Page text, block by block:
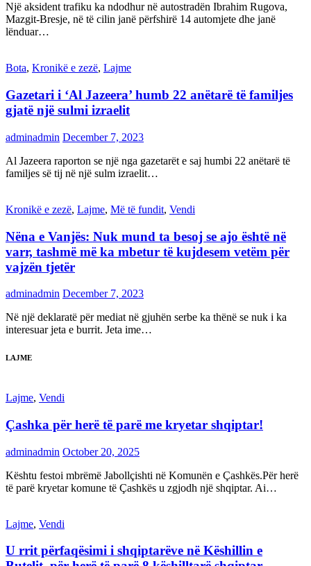
Një aksident trafiku ka ndodhur në autostradën Ibrahim Rugova,
Mazgit-Bresje, në të cilin janë përfshirë 14 automjete dhe janë
lënduar…
Bota, Kronikë e zezë, Lajme
Gazetari i ‘Al Jazeera’ humb 22 anëtarë të familjes
gjatë një sulmi izraelit
adminadmin December 7, 2023
Al Jazeera raporton se një nga gazetarët e saj humbi 22 anëtarë të
familjes së tij në një sulm izraelit…
Kronikë e zezë, Lajme, Më të fundit, Vendi
Nëna e Vanjës: Nuk mund ta besoj se ajo është në
varr, tashmë më ka mbetur të kujdesem vetëm për
vajzën tjetër
adminadmin December 7, 2023
Në një deklaratë për mediat në gjuhën serbe ka thënë se nuk i ka
interesuar jeta e burrit. Jeta ime…
LAJME
Lajme, Vendi
Çashka për herë të parë me kryetar shqiptar!
adminadmin October 20, 2025
Kështu festoi mbrëmë Jabollçishti në Komunën e Çashkës.Për herë
të parë kryetar komune të Çashkës u zgjodh një shqiptar. Ai…
Lajme, Vendi
U rrit përfaqësimi i shqiptarëve në Këshillin e